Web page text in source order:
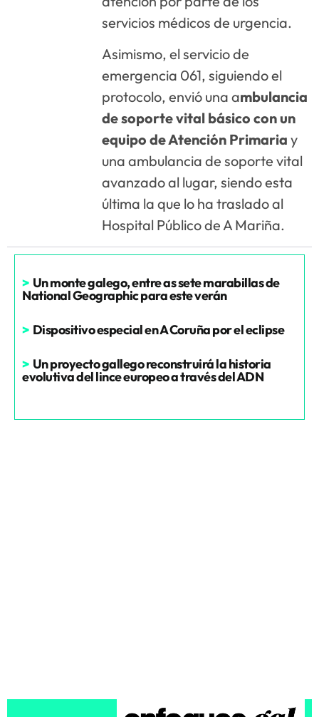
servicios médicos de urgencia.
Asimismo, el servicio de
emergencia 061, siguiendo el
protocolo, envió una ambulancia
de soporte vital básico con un
equipo de Atención Primaria y
una ambulancia de soporte vital
avanzado al lugar, siendo esta
última la que lo ha traslado al
Hospital Público de A Mariña.
> Un monte galego, entre as sete marabillas de
National Geographic para este verán
> Dispositivo especial en A Coruña por el eclipse
> Un proyecto gallego reconstruirá la historia
evolutiva del lince europeo a través del ADN